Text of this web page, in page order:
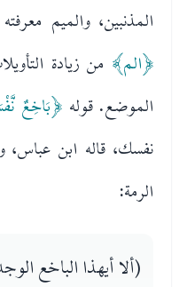
المذنبين، والميم
﴿الم﴾ من زيادة
الموضع. قوله ﴿بَاخِعٌ
نفسك، قاله ابن عباس،
الرمة:
(ألا أيهذا الباخع